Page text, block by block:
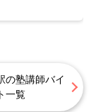
の塾講師バイ
ト一覧